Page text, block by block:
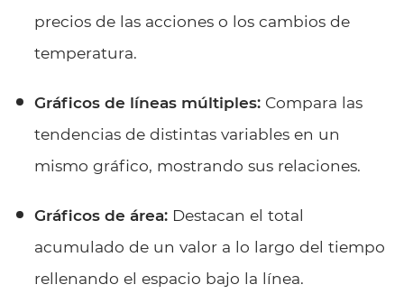
precios de las acciones o los cambios de
temperatura.
Gráficos de líneas múltiples:Compara las
tendencias de distintas variables en un
mismo gráfico, mostrando sus relaciones.
Gráficos de área:Destacan el total
acumulado de un valor a lo largo del tiempo
rellenando el espacio bajo la línea.